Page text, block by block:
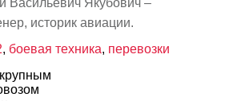
Васильевич Якубович –
историк авиации.
, боевая техника, перевозки